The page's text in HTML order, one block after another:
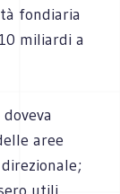
fondiaria
miliardi a
aree